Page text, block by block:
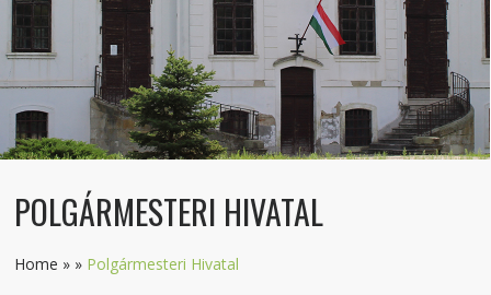
POLGÁRMESTERI HIVATAL
Home » » Polgármesteri Hivatal